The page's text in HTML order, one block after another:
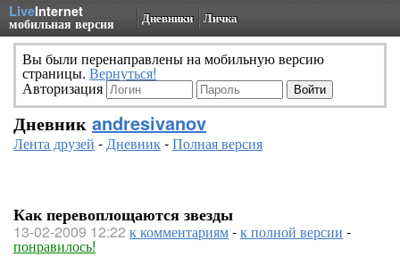
LiveInternet
мобильная версия Дневники Личка
Вы были перенаправлены на мобильную версию
страницы. Вернуться!
Авторизация
Дневник andresivanov
Лента друзей -Дневник-Полная версия
Как перевоплощаются звезды
13-02-2009 12:22 к комментариям-к полной версии -
понравилось!